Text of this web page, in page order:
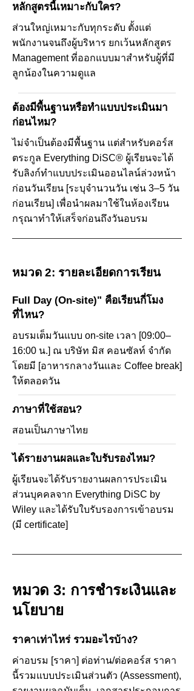
หลักสูตรนี้เหมาะกับใคร?
ส่วนใหญ่เหมาะกับทุกระดับ ตั้งแต่
พนักงานจนถึงผู้บริหาร ยกเว้นหลักสูตร
Management ที่ออกแบบมาสำหรับผู้ที่มี
ลูกน้องในความดูแล
ต้องมีพื้นฐานหรือทำแบบประเมินมา
ก่อนไหม?
ไม่จำเป็นต้องมีพื้นฐาน แต่สำหรับคอร์ส
ตระกูล Everything DiSC® ผู้เรียนจะได้
รับลิงก์ทำแบบประเมินออนไลน์ล่วงหน้า
ก่อนวันเรียน [ระบุจำนวนวัน เช่น 3–5 วัน
ก่อนเรียน] เพื่อนำผลมาใช้ในห้องเรียน
กรุณาทำให้เสร็จก่อนถึงวันอบรม
หมวด 2: รายละเอียดการเรียน
Full Day (On-site)" คือเรียนกี่โมง
ที่ไหน?
อบรมเต็มวันแบบ on-site เวลา [09:00–
16:00 น.] ณ บริษัท มิส คอนซัลท์ จำกัด
โดยมี [อาหารกลางวันและ Coffee break]
ให้ตลอดวัน
ภาษาที่ใช้สอน?
สอนเป็นภาษาไทย
ได้รายงานผลและใบรับรองไหม?
ผู้เรียนจะได้รับรายงานผลการประเมิน
ส่วนบุคคลจาก Everything DiSC by
Wiley และได้รับใบรับรองการเข้าอบรม
(มี certificate]
หมวด 3: การชำระเงินและ
นโยบาย
ราคาเท่าไหร่ รวมอะไรบ้าง?
ค่าอบรม [ราคา] ต่อท่าน/ต่อคอร์ส ราคา
นี้รวมแบบประเมินส่วนตัว (Assessment),